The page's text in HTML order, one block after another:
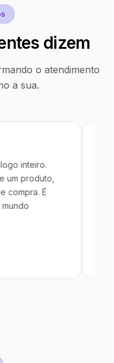
dizem
o atendimento
a sua.
É